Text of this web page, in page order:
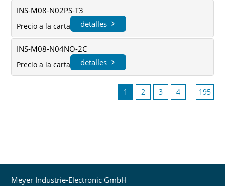
INS-M08-N02PS-T3
Precio a la carta detalles
INS-M08-N04NO-2C
Precio a la carta detalles
1 2 3 4 195
Meyer Industrie-Electronic GmbH